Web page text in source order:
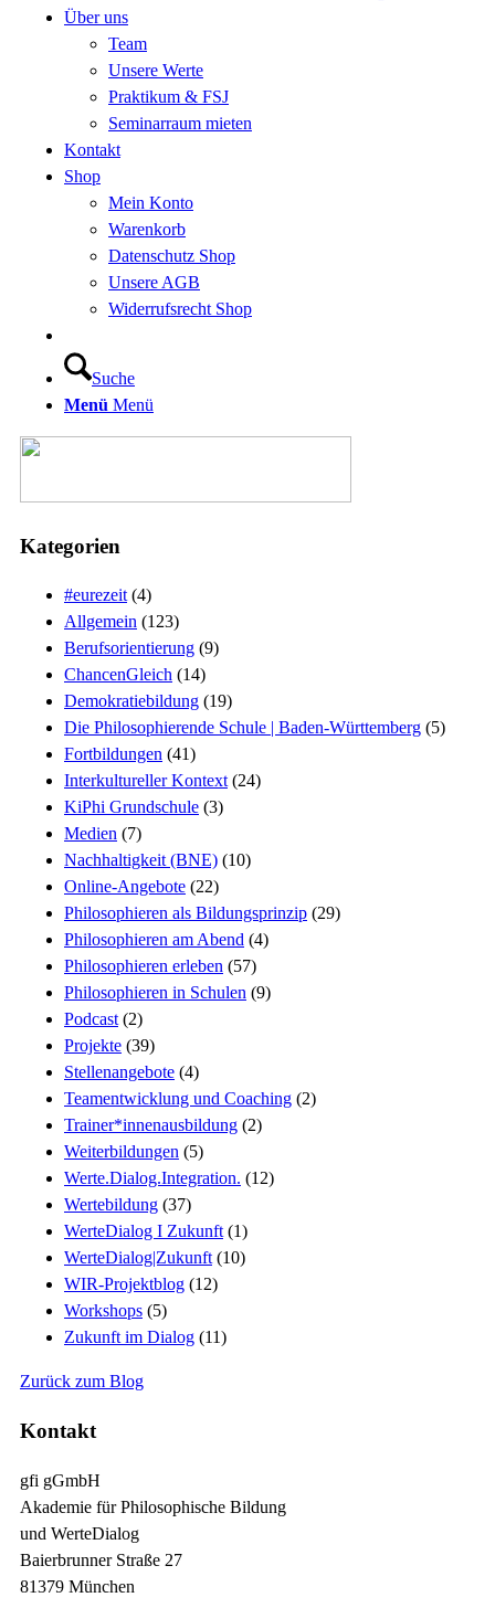
Über uns
Team
Unsere Werte
Praktikum & FSJ
Seminarraum mieten
Kontakt
Shop
Mein Konto
Warenkorb
Datenschutz Shop
Unsere AGB
Widerrufsrecht Shop
Suche
Menü Menü
Kategorien
#eurezeit(4)
Allgemein (123)
Berufsorientierung (9)
ChancenGleich (14)
Demokratiebildung (19)
Die Philosophierende Schule | Baden-Württemberg (5)
Fortbildungen (41)
Interkultureller Kontext(24)
KiPhi Grundschule (3)
Medien (7)
Nachhaltigkeit (BNE) (10)
Online-Angebote (22)
Philosophieren als Bildungsprinzip (29)
Philosophieren am Abend (4)
Philosophieren erleben (57)
Philosophieren in Schulen (9)
Podcast(2)
Projekte (39)
Stellenangebote (4)
Teamentwicklung und Coaching (2)
Trainer*innenausbildung (2)
Weiterbildungen (5)
Werte.Dialog.Integration. (12)
Wertebildung (37)
WerteDialog I Zukunft(1)
WerteDialog|Zukunft(10)
WIR-Projektblog (12)
Workshops (5)
Zukunft im Dialog (11)
Zurück zum Blog
Kontakt
gfi gGmbH
Akademie für Philosophische Bildung
und WerteDialog
Baierbrunner Straße 27
81379 München